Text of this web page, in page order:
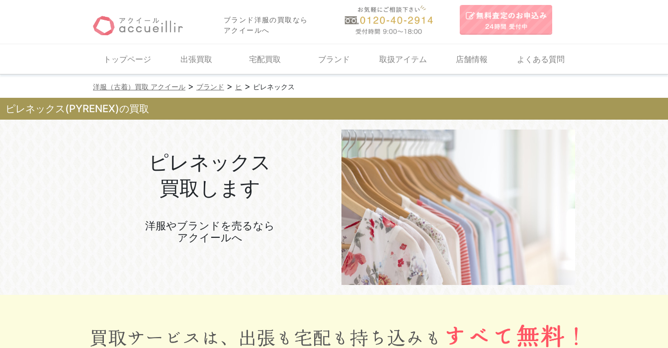
ブランド洋服の買取なら
アクイールへ
トップページ 出張買取 宅配買取 ブランド 取扱アイテム 店舗情報 よくある質問
洋服（古着）買取 アクイール > ブランド > ヒ > ピレネックス
ピレネックス(PYRENEX)の買取
ピレネックス
買取します
洋服やブランドを売るなら
アクイールへ